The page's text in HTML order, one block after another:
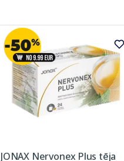
JONAX Nervonex Plus tēja